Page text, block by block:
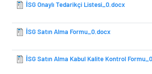
İSG Onaylı Tedarikçi Listesi_0.docx
İSG Satın Alma Formu_0.docx
İSG Satın Alma Kabul Kalite Kontrol